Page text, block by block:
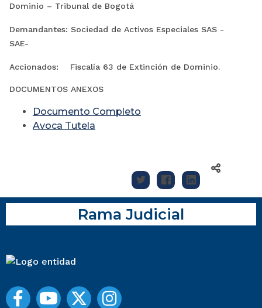
Dominio – Tribunal de Bogotá
Demandantes: Sociedad de Activos Especiales SAS -
SAE-
Accionados: Fiscalía 63 de Extinción de Dominio.
DOCUMENTOS ANEXOS
Documento Completo
Avoca Tutela
Rama Judicial